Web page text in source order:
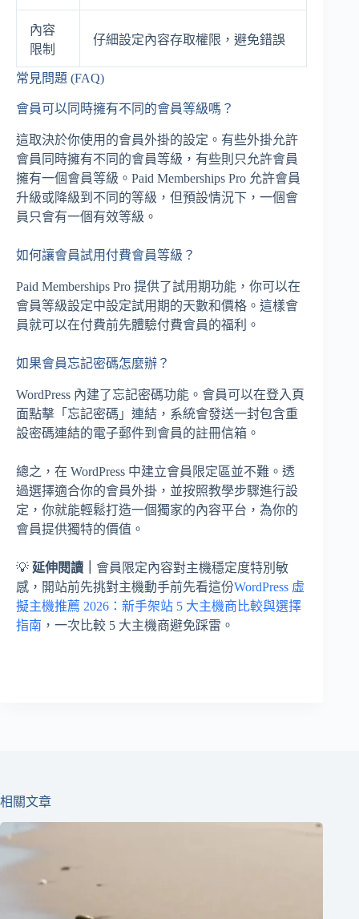
內容
限制
仔細設定內容存取權限，避免錯誤
常見問題 (FAQ)
會員可以同時擁有不同的會員等級嗎？
這取決於你使用的會員外掛的設定。有些外掛允許
會員同時擁有不同的會員等級，有些則只允許會員
擁有一個會員等級。Paid Memberships Pro 允許會員
升級或降級到不同的等級，但預設情況下，一個會
員只會有一個有效等級。
如何讓會員試用付費會員等級？
Paid Memberships Pro 提供了試用期功能，你可以在
會員等級設定中設定試用期的天數和價格。這樣會
員就可以在付費前先體驗付費會員的福利。
如果會員忘記密碼怎麼辦？
WordPress 內建了忘記密碼功能。會員可以在登入頁
面點擊「忘記密碼」連結，系統會發送一封包含重
設密碼連結的電子郵件到會員的註冊信箱。
總之，在 WordPress 中建立會員限定區並不難。透
過選擇適合你的會員外掛，並按照教學步驟進行設
定，你就能輕鬆打造一個獨家的內容平台，為你的
會員提供獨特的價值。
💡 延伸閱讀｜ 會員限定內容對主機穩定度特別敏
感，開站前先挑對主機動手前先看這份WordPress 虛
擬主機推薦 2026：新手架站 5 大主機商比較與選擇
指南 ，一次比較 5 大主機商避免踩雷。
相關文章